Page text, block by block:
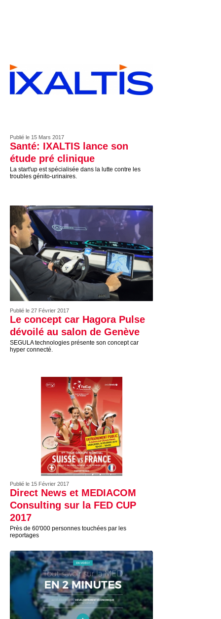
Publié le 15 Mars 2017
Santé: IXALTIS lance son
étude pré clinique
La start'up est spécialisée dans la lutte contre les
troubles génito-urinaires.
Publié le 27 Février 2017
Le concept car Hagora Pulse
dévoilé au salon de Genève
SEGULA technologies présente son concept car
hyper connecté.
Publié le 15 Février 2017
Direct News et MEDIACOM
Consulting sur la FED CUP
2017
Près de 60'000 personnes touchées par les
reportages